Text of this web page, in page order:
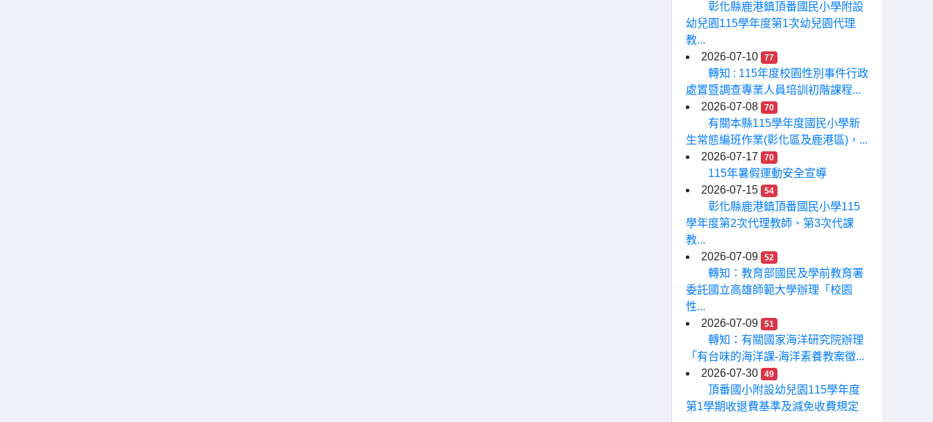
彰化縣鹿港鎮頂番國民小學附設
幼兒園115學年度第1次幼兒園代理
教...
2026-07-10
77
轉知 : 115年度校園性別事件行政
處置暨調查專業人員培訓初階課程...
2026-07-08
70
有關本縣115學年度國民小學新
生常態編班作業(彰化區及鹿港區)，...
2026-07-17
70
115年暑假運動安全宣導
2026-07-15
54
彰化縣鹿港鎮頂番國民小學115
學年度第2次代理教師、第3次代課
教...
2026-07-09
52
轉知：教育部國民及學前教育署
委託國立高雄師範大學辦理「校園
性...
2026-07-09
51
轉知：有關國家海洋研究院辦理
「有台味的海洋課-海洋素養教案徵...
2026-07-30
49
頂番國小附設幼兒園115學年度
第1學期收退費基準及減免收費規定